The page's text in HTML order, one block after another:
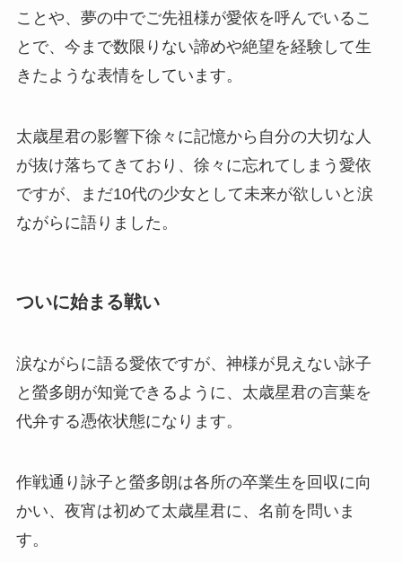
ことや、夢の中でご先祖様が愛依を呼んでいるこ
とで、今まで数限りない諦めや絶望を経験して生
きたような表情をしています。
太歳星君の影響下徐々に記憶から自分の大切な人
が抜け落ちてきており、徐々に忘れてしまう愛依
ですが、まだ10代の少女として未来が欲しいと涙
ながらに語りました。
ついに始まる戦い
涙ながらに語る愛依ですが、神様が見えない詠子
と螢多朗が知覚できるように、太歳星君の言葉を
代弁する憑依状態になります。
作戦通り詠子と螢多朗は各所の卒業生を回収に向
かい、夜宵は初めて太歳星君に、名前を問いま
す。